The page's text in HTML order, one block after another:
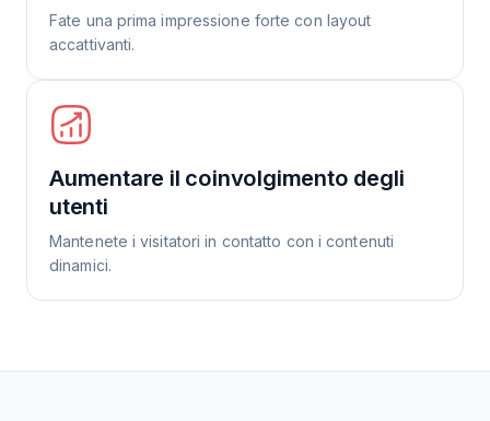
Fate una prima impressione forte con layout
accattivanti.
Aumentare il coinvolgimento degli
utenti
Mantenete i visitatori in contatto con i contenuti
dinamici.